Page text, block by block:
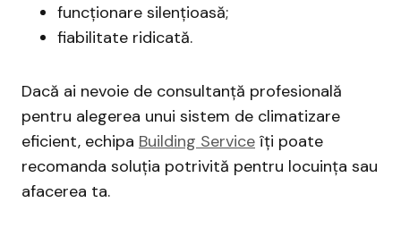
funcționare silențioasă;
fiabilitate ridicată.
Dacă ai nevoie de consultanță profesională
pentru alegerea unui sistem de climatizare
eficient, echipa Building Service îți poate
recomanda soluția potrivită pentru locuința sau
afacerea ta.